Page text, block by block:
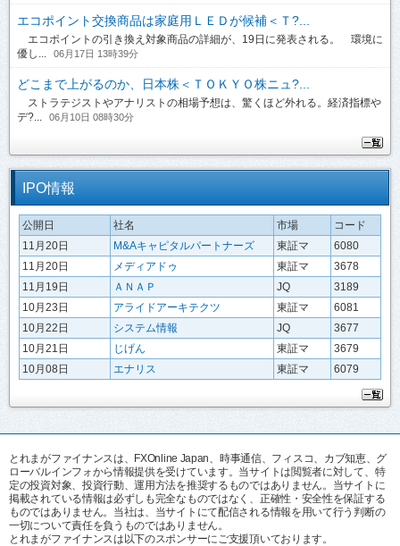
エコポイント交換商品は家庭用ＬＥＤが候補＜Ｔ?...
エコポイントの引き換え対象商品の詳細が、19日に発表される。 環境に
優し...
06月17日 13時39分
どこまで上がるのか、日本株＜ＴＯＫＹＯ株ニュ?...
ストラテジストやアナリストの相場予想は、驚くほど外れる。経済指標や
デ?...
06月10日 08時30分
IPO情報
公開日 社名 市場
コード
11月20日
M&Aキャピタルパートナーズ 東証マ
6080
11月20日
メディアドゥ 東証マ
3678
11月19日
ＡＮＡＰ JQ
3189
10月23日
アライドアーキテクツ 東証マ
6081
10月22日
システム情報 JQ
3677
10月21日
じげん 東証マ
3679
10月08日
エナリス 東証マ 6079
とれまがファイナンスは、FXOnline Japan、時事通信、フィスコ、カブ知恵、グ
ローバルインフォから情報提供を受けています。当サイトは閲覧者に対して、特
定の投資対象、投資行動、運用方法を推奨するものではありません。当サイトに
掲載されている情報は必ずしも完全なものではなく、正確性・安全性を保証する
ものではありません。当社は、当サイトにて配信される情報を用いて行う判断の
一切について責任を負うものではありません。
とれまがファイナンスは以下のスポンサーにご支援頂いております。